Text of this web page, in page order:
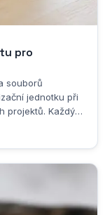
pro
souborů
jednotku při
projektů. Každý
strukturovaných